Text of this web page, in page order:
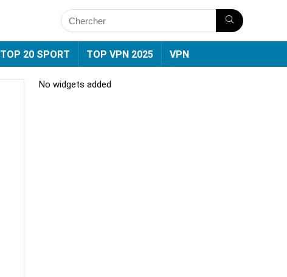
TOP 20 SPORT TOP VPN 2025 VPN
No widgets added